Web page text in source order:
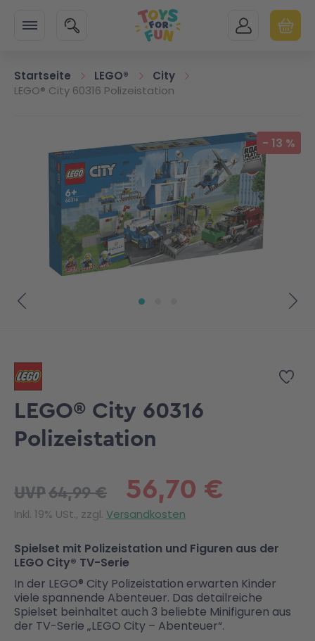
SUCHE MEIN KONTO
Startseite LEGO®
City
LEGO® City 60316 Polizeistation
Zum Ende der Bildgalerie springen - 13 %
Zur
LEGO® City 60316
Polizeistation
56,70 €
UVP64,99 €
Inkl. 19% USt., zzgl. Versandkosten
Spielset mit Polizeistation und Figuren aus der
LEGO City® TV-Serie
In der LEGO® City Polizeistation erwarten Kinder
viele spannende Abenteuer. Das detailreiche
Spielset beinhaltet auch 3 beliebte Minifiguren aus
der TV-Serie „LEGO City – Abenteuer“.